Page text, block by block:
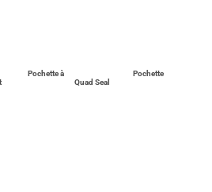
Pochette à
Pochette
Quad Seal